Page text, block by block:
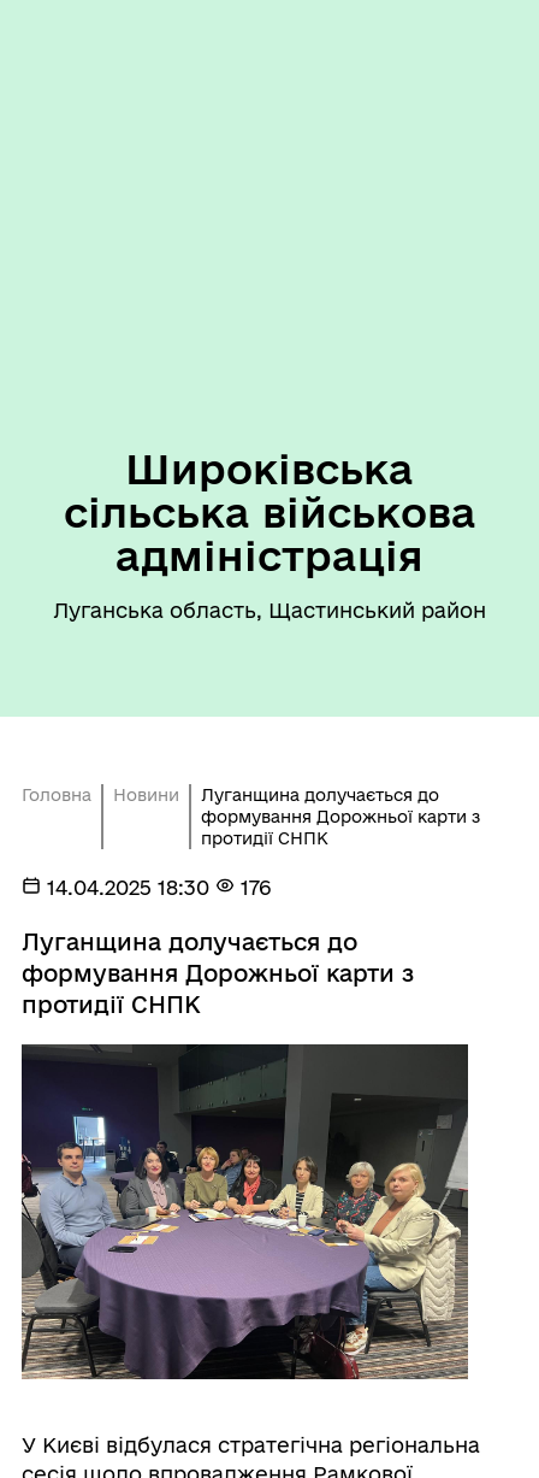
Широківська
сільська військова
адміністрація
Луганська область, Щастинський район
Головна Новини
Луганщина долучається до
формування Дорожньої карти з
протидії СНПК
14.04.2025 18:30 176
Луганщина долучається до
формування Дорожньої карти з
протидії СНПК
У Києві відбулася стратегічна регіональна